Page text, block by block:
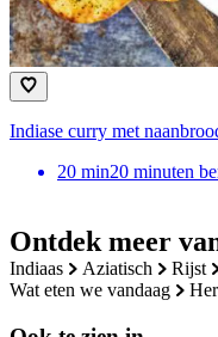
Ontdek meer
indiaas aziatisch rijst
wat eten we vandaag
Indiase curry met
20 min20 minuten